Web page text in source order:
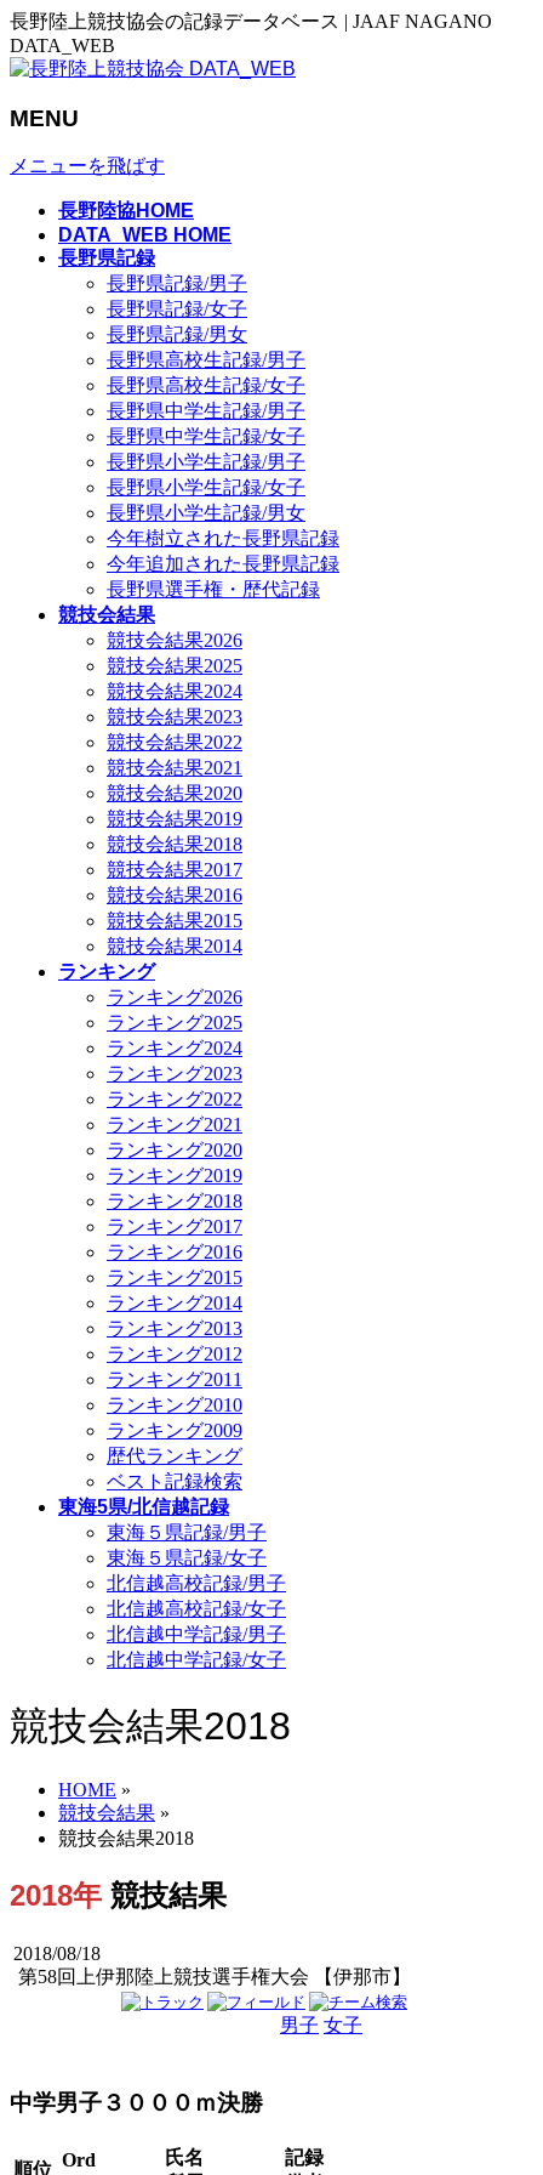
長野陸上競技協会の記録データベース | JAAF NAGANO
DATA_WEB
MENU
メニューを飛ばす
長野陸協HOME
DATA_WEB HOME
長野県記録
長野県記録/男子
長野県記録/女子
長野県記録/男女
長野県高校生記録/男子
長野県高校生記録/女子
長野県中学生記録/男子
長野県中学生記録/女子
長野県小学生記録/男子
長野県小学生記録/女子
長野県小学生記録/男女
今年樹立された長野県記録
今年追加された長野県記録
長野県選手権・歴代記録
競技会結果
競技会結果2026
競技会結果2025
競技会結果2024
競技会結果2023
競技会結果2022
競技会結果2021
競技会結果2020
競技会結果2019
競技会結果2018
競技会結果2017
競技会結果2016
競技会結果2015
競技会結果2014
ランキング
ランキング2026
ランキング2025
ランキング2024
ランキング2023
ランキング2022
ランキング2021
ランキング2020
ランキング2019
ランキング2018
ランキング2017
ランキング2016
ランキング2015
ランキング2014
ランキング2013
ランキング2012
ランキング2011
ランキング2010
ランキング2009
歴代ランキング
ベスト記録検索
東海5県/北信越記録
東海５県記録/男子
東海５県記録/女子
北信越高校記録/男子
北信越高校記録/女子
北信越中学記録/男子
北信越中学記録/女子
競技会結果2018
HOME »
競技会結果 »
競技会結果2018
2018年 競技結果
2018/08/18
第58回上伊那陸上競技選手権大会 【伊那市】
男子 女子
中学男子３０００ｍ決勝
順位 Ord
氏名
記録